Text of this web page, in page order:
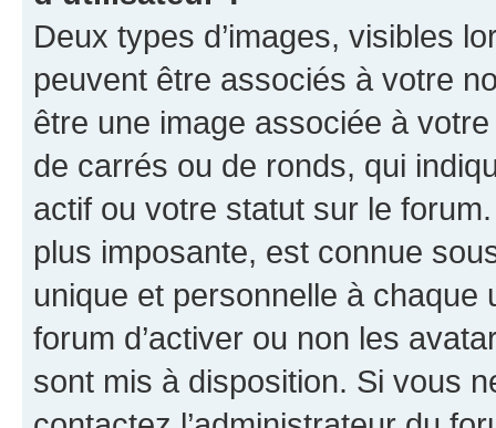
Deux types d’images, visibles
peuvent être associés à votre
être une image associée à
de carrés ou de ronds, qui
actif ou votre statut sur le
plus imposante, est connue
unique et personnelle à chaque
forum d’activer ou non les
sont mis à disposition. Si vous